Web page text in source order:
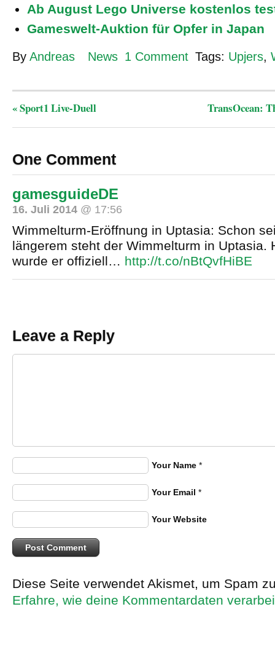
Ab August Lego Universe kostenlos
Gameswelt-Auktion für Opfer in Japan
By Andreas News 1 Comment Tags: Upjers,
«Sport1 Live-Duell TransOcean:
One Comment
gamesguideDE
16. Juli 2014 @ 17:56
Wimmelturm-Eröffnung in Uptasia: Schon
längerem steht der Wimmelturm in Uptasia.
wurde er offiziell… http://t.co/nBtQvfHiBE
Leave a Reply
Your Name *
Your Email *
Your Website
Diese Seite verwendet Akismet, um Spam
Erfahre, wie deine Kommentardaten